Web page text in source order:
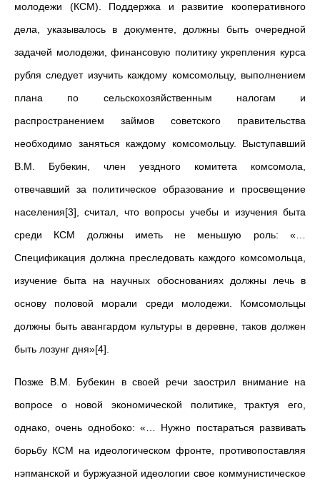
молодежи (КСМ). Поддержка и развитие кооперативного
дела, указывалось в документе, должны быть очередной
задачей молодежи, финансовую политику укрепления курса
рубля следует изучить каждому комсомольцу, выполнением
плана по сельскохозяйственным налогам и
распространением займов советского правительства
необходимо заняться каждому комсомольцу. Выступавший
В.М. Бубекин, член уездного комитета комсомола,
отвечавший за политическое образование и просвещение
населения[3], считал, что вопросы учебы и изучения быта
среди КСМ должны иметь не меньшую роль: «…
Спецификация должна преследовать каждого комсомольца,
изучение быта на научных обоснованиях должны лечь в
основу половой морали среди молодежи. Комсомольцы
должны быть авангардом культуры в деревне, таков должен
быть лозунг дня»[4].
Позже В.М. Бубекин в своей речи заострил внимание на
вопросе о новой экономической политике, трактуя его,
однако, очень однобоко: «… Нужно постараться развивать
борьбу КСМ на идеологическом фронте, противопоставляя
нэпманской и буржуазной идеологии свое коммунистическое